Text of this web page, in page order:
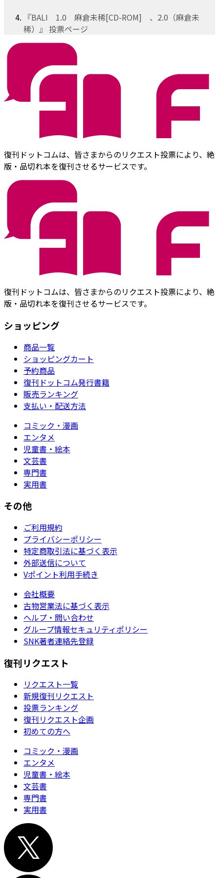
『BALI 1.0 麻倉未稀[CD-ROM] 、2.0（麻倉未
稀）』 投票ページ
復刊ドットコムは、皆さまからのリクエスト投票により、絶
版・品切れ本を復刊させるサービスです。
復刊ドットコムは、皆さまからのリクエスト投票により、絶
版・品切れ本を復刊させるサービスです。
ショッピング
商品一覧
ショッピングカート
予約商品
復刊ドットコム発行書籍
販売ランキング
支払い・配送方法
コミック・漫画
エンタメ
児童書・絵本
文芸書
専門書
実用書
その他
ご利用規約
プライバシーポリシー
特定商取引法に基づく表示
外部送信について
Vポイント利用手続き
会社概要
古物営業法に基づく表示
ヘルプ・問い合わせ
グループ情報セキュリティポリシー
SNK著者連絡先登録
復刊リクエスト
リクエスト一覧
新規復刊リクエスト
投票ランキング
復刊リクエスト企画
初めての方へ
コミック・漫画
エンタメ
児童書・絵本
文芸書
専門書
実用書